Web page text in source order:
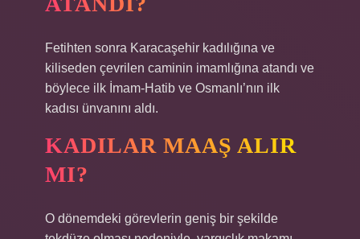
Fetihten sonra Karacaşehir kadılığına ve
kiliseden çevrilen caminin imamlığına atandı ve
böylece ilk İmam-Hatib ve Osmanlı’nın ilk
kadısı ünvanını aldı.
KADILAR MAAŞ ALIR
MI?
O dönemdeki görevlerin geniş bir şekilde